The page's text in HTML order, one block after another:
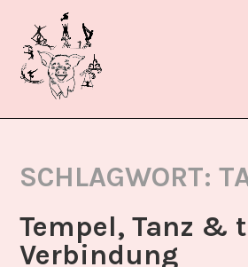
Inhalt
springen
SCHLAGWORT:
Tempel, Tanz &
Verbindung